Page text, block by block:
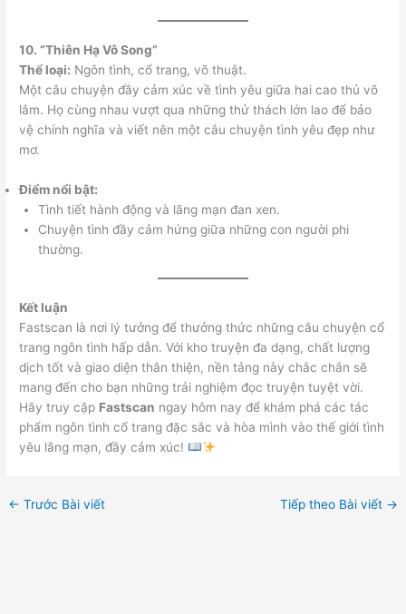
10. “Thiên Hạ Vô Song”
Thể loại: Ngôn tình, cổ trang, võ thuật.
Một câu chuyện đầy cảm xúc về tình yêu giữa hai cao thủ võ
lâm. Họ cùng nhau vượt qua những thử thách lớn lao để bảo
vệ chính nghĩa và viết nên một câu chuyện tình yêu đẹp như
mơ.
Điểm nổi bật:
Tình tiết hành động và lãng mạn đan xen.
Chuyện tình đầy cảm hứng giữa những con người phi
thường.
Kết luận
Fastscan là nơi lý tưởng để thưởng thức những câu chuyện cổ
trang ngôn tình hấp dẫn. Với kho truyện đa dạng, chất lượng
dịch tốt và giao diện thân thiện, nền tảng này chắc chắn sẽ
mang đến cho bạn những trải nghiệm đọc truyện tuyệt vời.
Hãy truy cập Fastscan ngay hôm nay để khám phá các tác
phẩm ngôn tình cổ trang đặc sắc và hòa mình vào thế giới tình
yêu lãng mạn, đầy cảm xúc!
← Trước Bài viết Tiếp theo Bài viết →